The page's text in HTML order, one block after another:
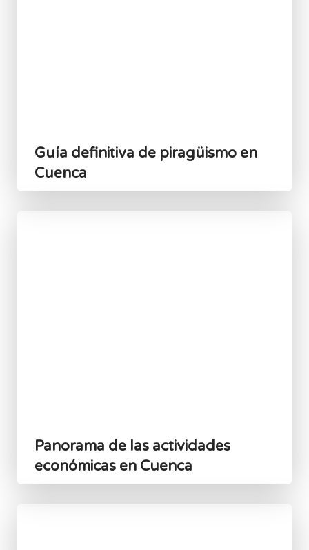
Guía definitiva de piragüismo en
Cuenca
Panorama de las actividades
económicas en Cuenca